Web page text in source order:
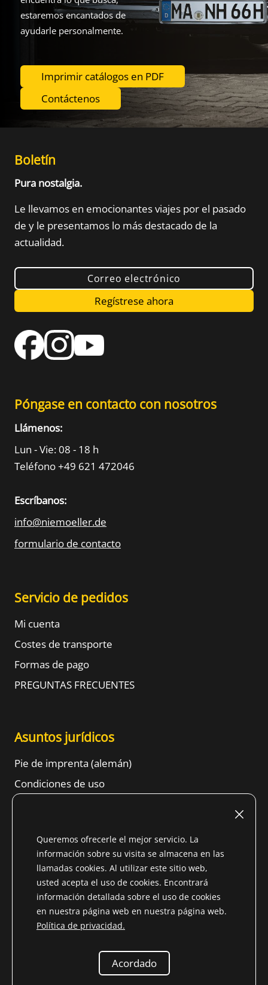
estaremos encantados de
ayudarle personalmente.
Imprimir catálogos en PDF
Contáctenos
Boletín
Pura nostalgia.
Le llevamos en emocionantes viajes por el pasado
de y le presentamos lo más destacado de la
actualidad.
Correo electrónico
Regístrese ahora
Póngase en contacto con nosotros
Llámenos:
Lun - Vie: 08 - 18 h
Teléfono +49 621 472046
Escríbanos:
info@niemoeller.de
formulario de contacto
Servicio de pedidos
Mi cuenta
Costes de transporte
Formas de pago
PREGUNTAS FRECUENTES
Asuntos jurídicos
Pie de imprenta (alemán)
Condiciones de uso
Información sobre protección de datos
Contento
© 2026 Niemöller
* Todos los precios incluyen el IVA del País no
costes de transportey gastos de portes debidos, si no se
especifica lo contrario
Queremos ofrecerle el mejor servicio. La
información sobre su visita se almacena en las
llamadas cookies. Al utilizar este sitio web,
usted acepta el uso de cookies. Encontrará
información detallada sobre el uso de cookies
en nuestra página web en nuestra página web.
Política de privacidad.
Acordado